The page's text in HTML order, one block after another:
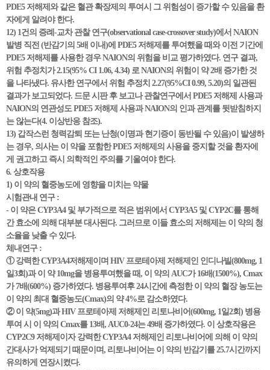
PDE5 저해제와 같은 혈관 확장제의 투여시 그 위험성이 증가할 수 있음을 환
자에게 알려야 한다.
12) 1건의 증례-교차 관찰 연구(observational case-crossover study)에서 NAION
발병 직전 (반감기의 5배 이내)에 PDE5 저해제를 투여했을 때와 이전 기간에
PDE5 저해제를 사용한 경우 NAION의 위험을 비교 평가하였다. 연구 결과,
위험 추정치가 2.15(95% CI 1.06, 4.34) 로 NAION의 위험이 약 2배 증가한 것
을 나타냈다. 유사한 연구에서 위험 추정치 2.27(95%CI 0.99, 5.20)의 일관된
결과가 보고되었다. 드문 시판 후 보고나 관찰연구에서 PDE5 저해제 사용과
NAION의 연관성도 PDE5 저해제 사용과 NAION의 인과 관계를 뒷받침하지
는 않는다(4. 이상반응 참조).
13) 갑작스런 청력감퇴 또는 난청(이명과 현기증이 동반될 수 있음)이 발생하
는 경우, 의사는 이 약을 포함한 PDE5 저해제의 사용을 중지할 것을 환자에
게 권고하고 즉시 의학적인 주의를 기울여야 한다.
6. 상호작용
1) 이 약의 혈중농도에 영향을 미치는 약물
시험관내 연구 :
- 이 약은 CYP3A4 및 부가적으로 적은 범위에서 CYP3A5 및 CYP2C를 통해
간 효소에 의해 대부분 대사된다. 그러므로 이들 효소의 저해제는 이 약의 청
소율을 낮출 수 있다.
체내연구 :
① 강력한 CYP3A4저해제이며 HIV 프로테아제 저해제인 인디나빌(800mg, 1
일3회)과 이 약 10mg을 병용투여했을 때, 이 약의 AUC가 16배(1500%), Cmax
가 7배(600%) 증가하였다. 병용투여후 24시간에 측정한 이 약의 혈장 농도는
이 약의 최대 혈중농도(Cmax)의 약 4%로 감소하였다.
② 이 약(5mg)과 HIV 프로테아제 저해제인 리토나비어(600mg, 1일2회) 병용
투여 시 이 약의 Cmax를 13배, AUC0-24는 49배 증가하였다. 이 상호작용은
CYP2C9 저해제이자 강력한 CYP3A4 저해제인 리토나비어에 의해 이 약의
간대사가 억제되기 때문이며, 리토나비어는 이 약의 반감기를 25.7시간까지
유의하게 연장시켰다.